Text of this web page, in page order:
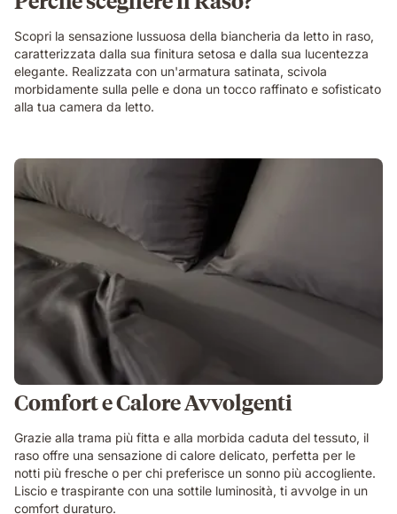
Scopri la sensazione lussuosa della biancheria da letto in raso,
caratterizzata dalla sua finitura setosa e dalla sua lucentezza
elegante. Realizzata con un'armatura satinata, scivola
morbidamente sulla pelle e dona un tocco raffinato e sofisticato
alla tua camera da letto.
Comfort e Calore Avvolgenti
Grazie alla trama più fitta e alla morbida caduta del tessuto, il
raso offre una sensazione di calore delicato, perfetta per le
notti più fresche o per chi preferisce un sonno più accogliente.
Liscio e traspirante con una sottile luminosità, ti avvolge in un
comfort duraturo.